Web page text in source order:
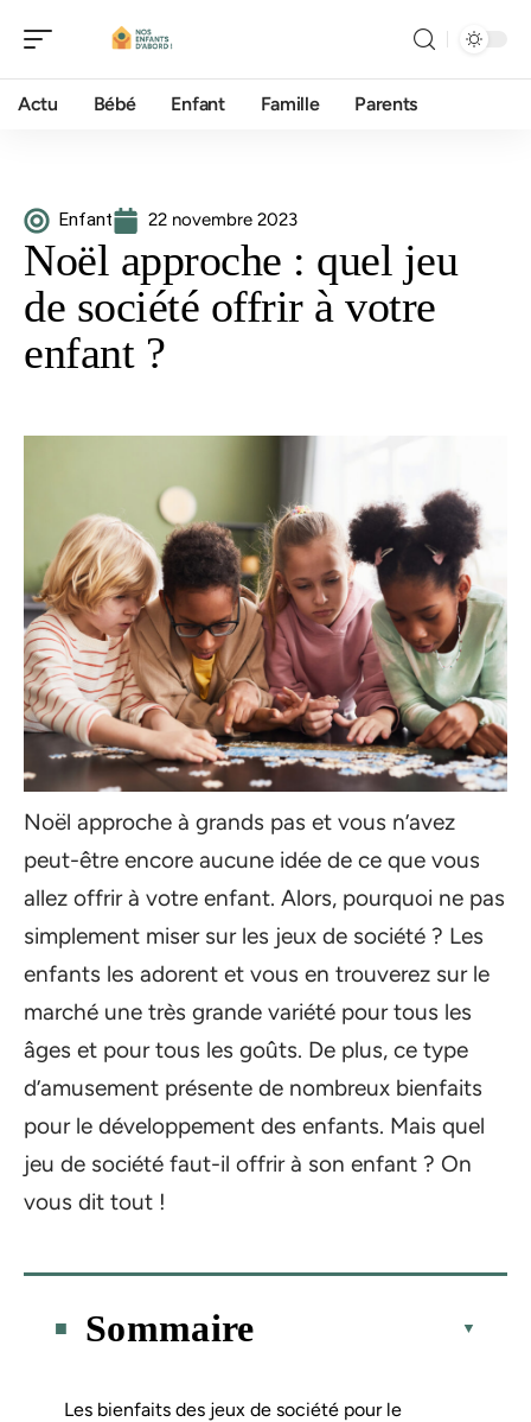
Actu Bébé Enfant Famille Parents
Enfant 22 novembre 2023
Noël approche : quel jeu
de société offrir à votre
enfant ?
Noël approche à grands pas et vous n’avez
peut-être encore aucune idée de ce que vous
allez offrir à votre enfant. Alors, pourquoi ne pas
simplement miser sur les jeux de société ? Les
enfants les adorent et vous en trouverez sur le
marché une très grande variété pour tous les
âges et pour tous les goûts. De plus, ce type
d’amusement présente de nombreux bienfaits
pour le développement des enfants. Mais quel
jeu de société faut-il offrir à son enfant ? On
vous dit tout !
Sommaire
Les bienfaits des jeux de société pour le